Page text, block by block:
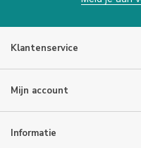
Klantenservice
Mijn account
Informatie